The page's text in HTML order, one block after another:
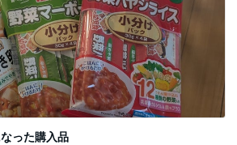
った購入品